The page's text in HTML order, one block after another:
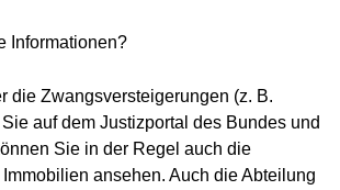
Informationen?
die Zwangsversteigerungen (z. B.
auf dem Justizportal des Bundes und
Sie in der Regel auch die
ansehen. Auch die Abteilung